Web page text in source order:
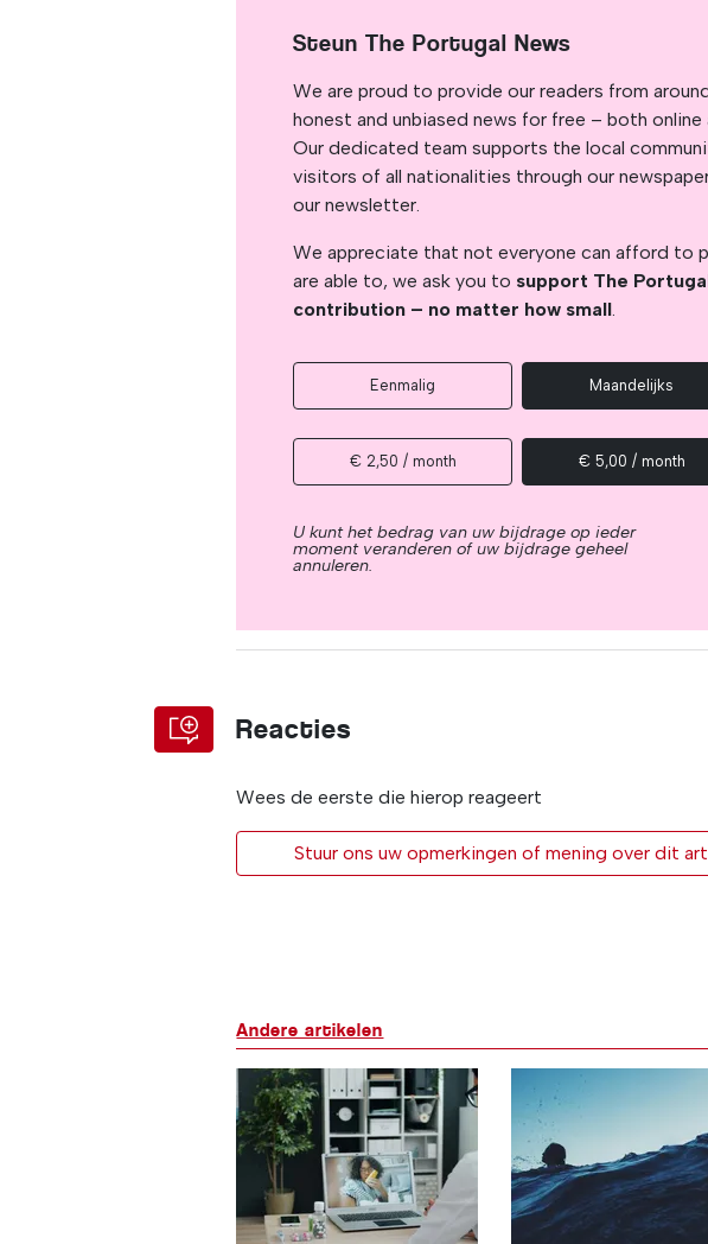
Steun The Portugal News
We are proud to provide our readers from
honest and unbiased news for free – both online
Our dedicated team supports the local
visitors of all nationalities through our
our newsletter.
We appreciate that not everyone can afford to
are able to, we ask you to support The
contribution – no matter how small.
Eenmalig Maandelijks
€ 2,50 / month € 5,00 / month
U kunt het bedrag van uw bijdrage op ieder
moment veranderen of uw bijdrage geheel
annuleren.
Reacties
Wees de eerste die hierop reageert
Stuur ons uw opmerkingen of mening over dit
Andere artikelen